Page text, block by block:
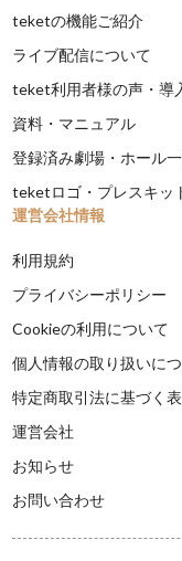
teketの機能ご紹介
ライブ配信について
teket利用者様の声・導
資料・マニュアル
登録済み劇場・ホール
teketロゴ・プレスキッ
運営会社情報
利用規約
プライバシーポリシー
Cookieの利用について
個人情報の取り扱いに
特定商取引法に基づく
運営会社
お知らせ
お問い合わせ